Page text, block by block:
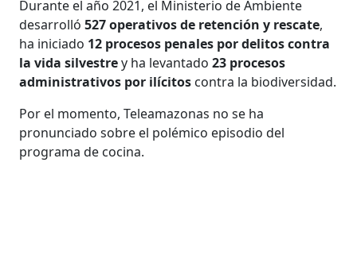
Durante el año 2021, el Ministerio de Ambiente
desarrolló527 operativos de retención y rescate,
ha iniciado 12 procesos penales por delitos contra
la vida silvestrey ha levantado23 procesos
administrativos por ilícitos contra la biodiversidad.
Por el momento, Teleamazonas no se ha
pronunciado sobre el polémico episodio del
programa de cocina.